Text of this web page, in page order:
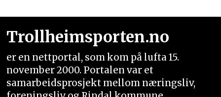
Trollheimsporten.no
er en nettportal, som kom på lufta 15.
november 2000. Portalen var et
samarbeidsprosjekt mellom næringsliv,